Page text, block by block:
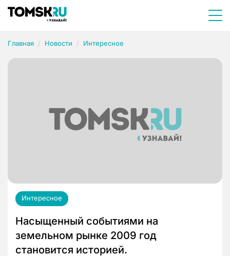
Главная Новости Интересное
Интересное
Насыщенный событиями на
земельном рынке 2009 год
становится историей.